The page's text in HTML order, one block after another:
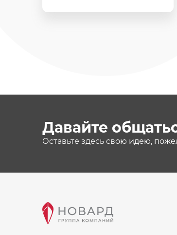
Давайте
Оставьте здесь свою идею,